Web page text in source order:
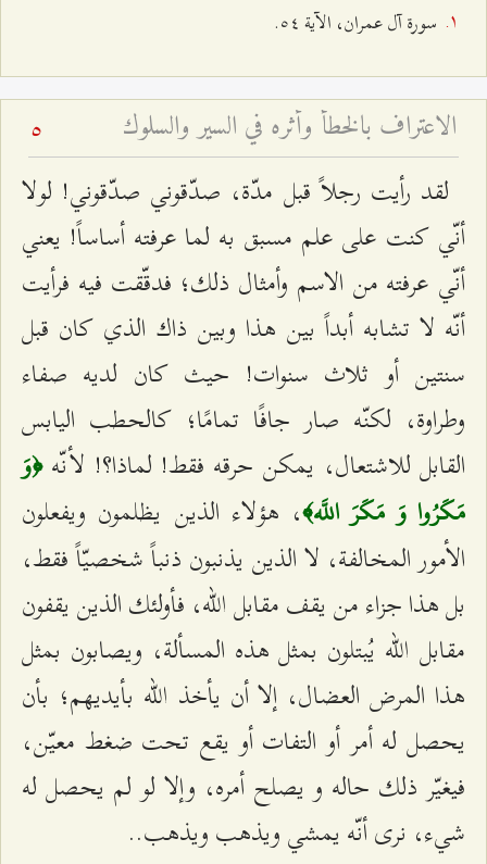
سورة آل عمران، الآية ٥٤.
الاعتراف بالخطأ وأثره في السير والسلوك 5
لقد رأيت رجلاً قبل مدّة، صدّقوني صدّقوني! لولا
أنّي كنت على علم مسبق به لما عرفته أساساً! يعني
أنّي عرفته من الاسم وأمثال ذلك؛ فدقّقت فيه فرأيت
أنّه لا تشابه أبداً بين هذا وبين ذاك الذي كان قبل
سنتين أو ثلاث سنوات! حيث كان لديه صفاء
وطراوة، لكنّه صار جافًا تمامًا؛ كالحطب اليابس
القابل للاشتعال، يمكن حرقه فقط! لماذا؟! لأنّه﴿وَ
مَكَرُوا وَ مَكَرَ اللَّه﴾، هؤلاء الذين يظلمون ويفعلون
الأمور المخالفة، لا الذين يذنبون ذنباً شخصيّاً فقط،
بل هذا جزاء من يقف مقابل الله، فأولئك الذين يقفون
مقابل الله يُبتلون بمثل هذه المسألة، ويصابون بمثل
هذا المرض العضال، إلا أن يأخذ الله بأيديهم؛ بأن
يحصل له أمر أو التفات أو يقع تحت ضغط معيّن،
فيغيّر ذلك حاله و يصلح أمره، وإلا لو لم يحصل له
شيء، نرى أنّه يمشي ويذهب ويذهب..